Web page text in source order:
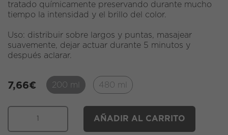
tratado químicamente preservando durante mucho
tiempo la intensidad y el brillo del color.
Uso: distribuir sobre largos y puntas, masajear
suavemente, dejar actuar durante 5 minutos y
después aclarar.
7,66€ 200 ml 480 ml
AÑADIR AL CARRITO